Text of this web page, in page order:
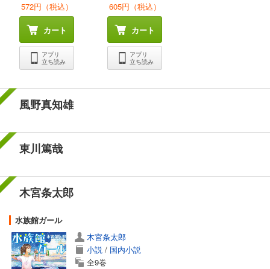
572円（税込）
カート
アプリ
立ち読み
605円（税込）
カート
アプリ
立ち読み
風野真知雄
東川篤哉
木宮条太郎
水族館ガール
木宮条太郎
小説 / 国内小説
全9巻